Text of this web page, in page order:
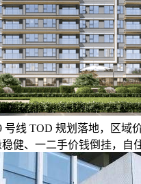
线 TOD 规划落地，区域
健、一二手价钱倒挂，自